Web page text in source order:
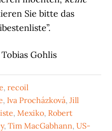
Sie bitte das
Gohlis
,recoil
, Iva Procházková,Jill
, Mexiko, Robert
,Tim MacGabhann,US-